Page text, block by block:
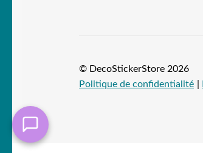
© DecoStickerStore 2026
Politique de confidentialité